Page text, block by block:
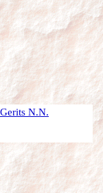
N.N.